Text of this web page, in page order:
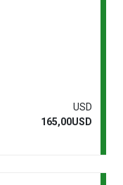
USD
165,00USD